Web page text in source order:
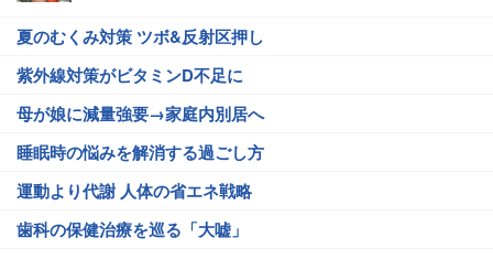
夏のむくみ対策 ツボ&反射区押し
紫外線対策がビタミンD不足に
母が娘に減量強要→家庭内別居へ
睡眠時の悩みを解消する過ごし方
運動より代謝 人体の省エネ戦略
歯科の保健治療を巡る「大嘘」